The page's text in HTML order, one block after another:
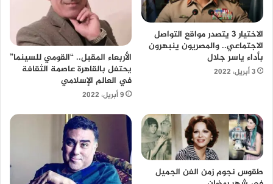
الاختيار 3 يتصدر مواقع التواصل
الاجتماعي.. والمصريون ينبهرون
بأداء ياسر جلال
3 أبريل، 2022
الأربعاء المقبل.. “القومي للسينما”
يحتفل بالقاهرة عاصمة الثقافة
في العالم الإسلامي
9 أبريل، 2022
طقوس نجوم زمن الفن الجميل